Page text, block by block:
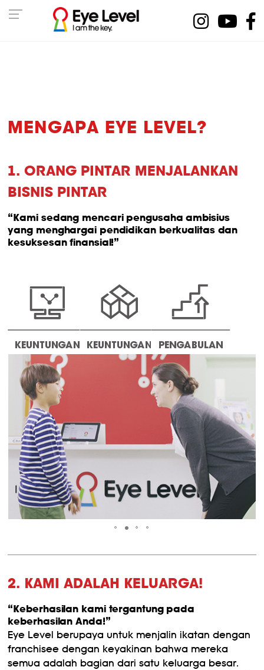
MENGAPA EYE LEVEL?
1. ORANG PINTAR MENJALANKAN
BISNIS PINTAR
“Kami sedang mencari pengusaha ambisius
yang menghargai pendidikan berkualitas dan
kesuksesan finansial!”
2. KAMI ADALAH KELUARGA!
“Keberhasilan kami tergantung pada
keberhasilan Anda!”
Eye Level berupaya untuk menjalin ikatan dengan
franchisee dengan keyakinan bahwa mereka
semua adalah bagian dari satu keluarga besar.